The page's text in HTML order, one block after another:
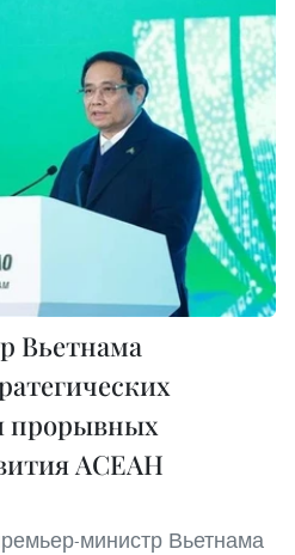
Вьетнама
прорывных
АСЕАН
министр Вьетнама